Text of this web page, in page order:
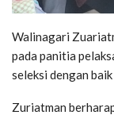
Walinagari
pada panitia
seleksi dengan
Zuriatman